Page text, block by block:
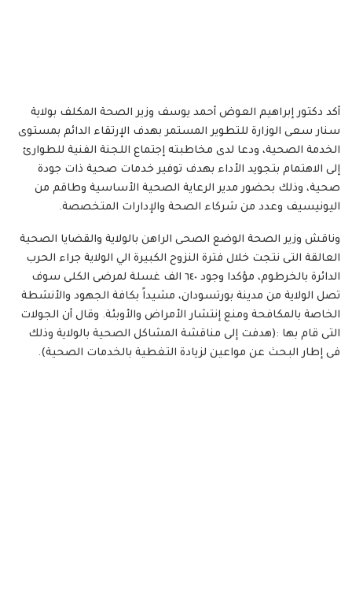
أكد دكتور إبراهيم العوض أحمد يوسف وزير الصحة المكلف بولاية
سنار سعى الوزارة للتطوير المستمر بهدف الإرتقاء الدائم بمستوى
الخدمة الصحية، ودعا لدى مخاطبته إجتماع اللجنة الفنية للطوارئ
إلى الاهتمام بتجويد الأداء بهدف توفير خدمات صحية ذات جودة
صحية، وذلك بحضور مدير الرعاية الصحية الأساسية وطاقم من
اليونيسيف وعدد من شركاء الصحة والإدارات المتخصصة.
وناقش وزير الصحة الوضع الصحى الراهن بالولاية والقضايا الصحية
العالقة التى نتجت خلال فترة النزوح الكبيرة الي الولاية جراء الحرب
الدائرة بالخرطوم، مؤكدا وجود ٦٤٠ الف غسلة لمرضى الكلى سوف
تصل الولاية من مدينة بورتسودان، مشيداً بكافة الجهود والأنشطة
الخاصة بالمكافحة ومنع إنتشار الأمراض والأوبئة. وقال أن الجولات
التى قام بها :(هدفت إلى مناقشة المشاكل الصحية بالولاية وذلك
فى إطار البحث عن مواعين لزيادة التغطية بالخدمات الصحية).